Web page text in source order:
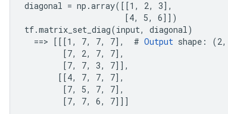
diagonal = np.array([[1, 2, 3],
                     [4, 5, 6]])
tf.matrix_set_diag(input, diagonal)
  ==> [[[1, 7, 7, 7],  #
Output shape:
        [7, 2, 7, 7],
        [7, 7, 3, 7]],
       [[4, 7, 7, 7],
        [7, 5, 7, 7],
        [7, 7, 6, 7]]]